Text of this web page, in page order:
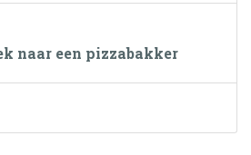
naar een pizzabakker